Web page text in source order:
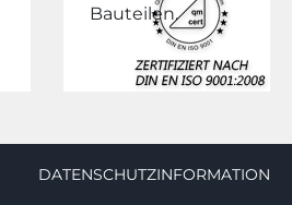
Bauteilen.
DATENSCHUTZINFORMATION